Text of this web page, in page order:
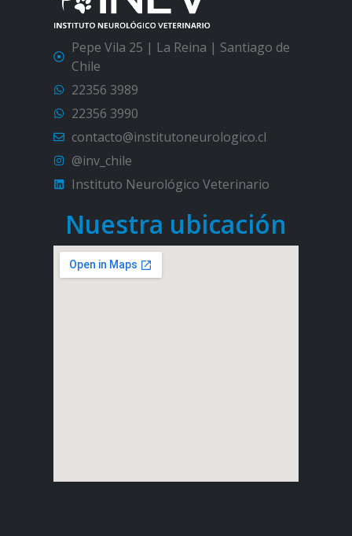
Pepe Vila 25 | La Reina | Santiago de
Chile
22356 3989
22356 3990
contacto@institutoneurologico.cl
@inv_chile
Instituto Neurológico Veterinario
Nuestra ubicación